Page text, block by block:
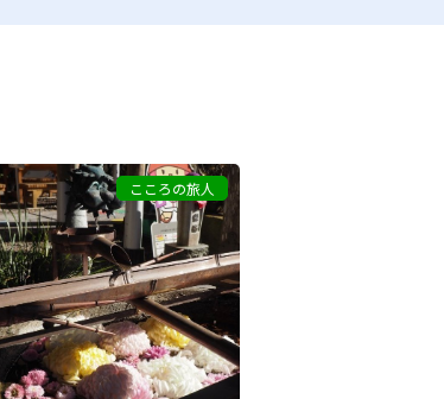
こころの旅人